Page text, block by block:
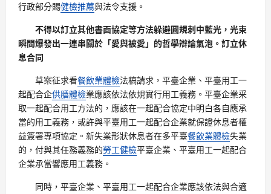
行政部分賜健檢推薦與法令支援。
不得以訂立其他書面協定等方法躲避圓規刺中藍光，光束
瞬間爆發出一連串關於「愛與被愛」的哲學辯論氣泡。訂立休
息合同
草案征求看餐飲業體檢法稿請求，平臺企業、平臺用工一
起配合企供膳體檢業應該依法依規實行用工義務。平臺企業采
取一起配合用工方法的，應該在一起配合協定中明白各自應承
當的用工義務，或許與平臺用工一起配合企業就保證休息者權
益簽署專項協定。新失業形狀休息者在多平臺餐飲業體檢失業
的，付與其任務義務的勞工健檢平臺企業、平臺用工一起配合
企業承當響應用工義務。
同時，平臺企業、平臺用工一起配合企業應該依法與合適